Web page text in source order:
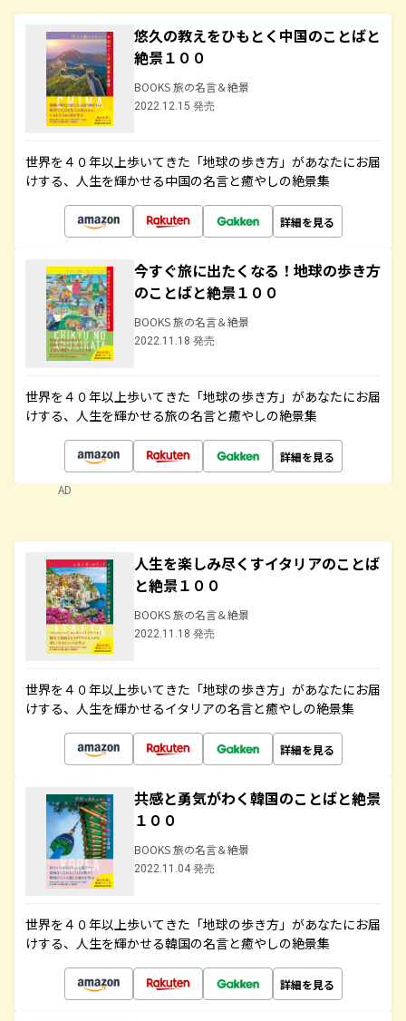
悠久の教えをひもとく中国のことばと
絶景１００
BOOKS 旅の名言＆絶景
2022.12.15 発売
世界を４０年以上歩いてきた「地球の歩き方」があなたにお届
けする、人生を輝かせる中国の名言と癒やしの絶景集
詳細を見る
今すぐ旅に出たくなる！地球の歩き方
のことばと絶景１００
BOOKS 旅の名言＆絶景
2022.11.18 発売
世界を４０年以上歩いてきた「地球の歩き方」があなたにお届
けする、人生を輝かせる旅の名言と癒やしの絶景集
詳細を見る
AD
人生を楽しみ尽くすイタリアのことば
と絶景１００
BOOKS 旅の名言＆絶景
2022.11.18 発売
世界を４０年以上歩いてきた「地球の歩き方」があなたにお届
けする、人生を輝かせるイタリアの名言と癒やしの絶景集
詳細を見る
共感と勇気がわく韓国のことばと絶景
１００
BOOKS 旅の名言＆絶景
2022.11.04 発売
世界を４０年以上歩いてきた「地球の歩き方」があなたにお届
けする、人生を輝かせる韓国の名言と癒やしの絶景集
詳細を見る